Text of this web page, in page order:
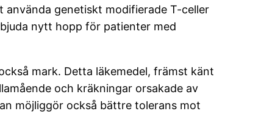
använda genetiskt modifierade T-celler
nytt hopp för patienter med
mark. Detta läkemedel, främst känt
och kräkningar orsakade av
möjliggör också bättre tolerans mot